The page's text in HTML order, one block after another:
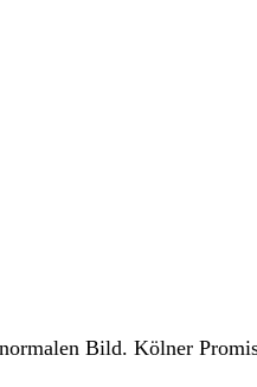
Bild. Kölner